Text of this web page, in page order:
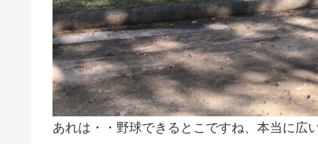
あれは・・野球できるとこですね、本当に広